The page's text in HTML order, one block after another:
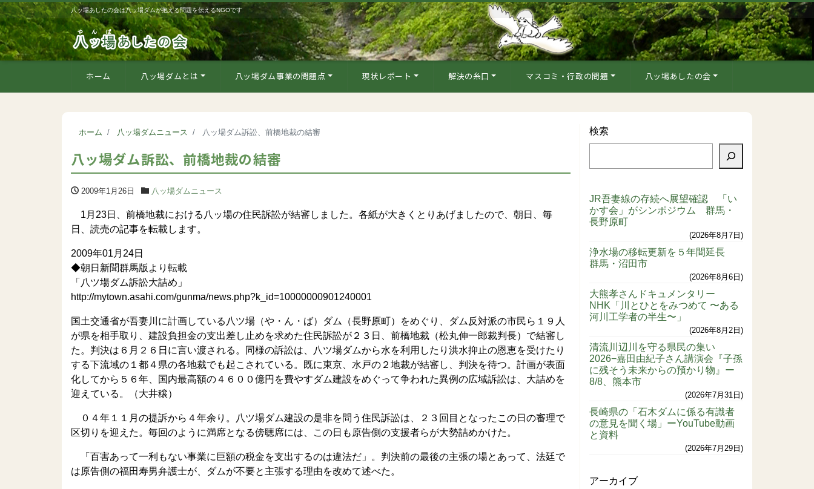
八ッ場あしたの会は八ッ場ダムが抱える問題を伝えるNGOです
ホーム 八ッ場ダムとは 八ッ場ダム事業の問題点 現状レポート 解決の糸口 マスコミ・行政の問題 八ッ場あしたの会
ホーム 八ッ場ダムニュース 八ッ場ダム訴訟、前橋地裁の結審
八ッ場ダム訴訟、前橋地裁の結審
2009年1月26日 八ッ場ダムニュース
1月23日、前橋地裁における八ッ場の住民訴訟が結審しました。各紙が大きくとりあげましたので、朝日、毎
日、読売の記事を転載します。
2009年01月24日
◆朝日新聞群馬版より転載
「八ツ場ダム訴訟大詰め」
http://mytown.asahi.com/gunma/news.php?k_id=10000000901240001
国土交通省が吾妻川に計画している八ツ場（や・ん・ば）ダム（長野原町）をめぐり、ダム反対派の市民ら１９人
が県を相手取り、建設負担金の支出差し止めを求めた住民訴訟が２３日、前橋地裁（松丸伸一郎裁判長）で結審し
た。判決は６月２６日に言い渡される。同様の訴訟は、八ツ場ダムから水を利用したり洪水抑止の恩恵を受けたり
する下流域の１都４県の各地裁でも起こされている。既に東京、水戸の２地裁が結審し、判決を待つ。計画が表面
化してから５６年、国内最高額の４６００億円を費やすダム建設をめぐって争われた異例の広域訴訟は、大詰めを
迎えている。（大井穣）
０４年１１月の提訴から４年余り。八ツ場ダム建設の是非を問う住民訴訟は、２３回目となったこの日の審理で
区切りを迎えた。毎回のように満席となる傍聴席には、この日も原告側の支援者らが大勢詰めかけた。
「百害あって一利もない事業に巨額の税金を支出するのは違法だ」。判決前の最後の主張の場とあって、法廷で
は原告側の福田寿男弁護士が、ダムが不要と主張する理由を改めて述べた。
検索
JR吾妻線の存続へ展望確認 「い
かす会」がシンポジウム 群馬・
長野原町
2026年8月7日
浄水場の移転更新を５年間延長
群馬・沼田市
2026年8月6日
大熊孝さんドキュメンタリー
NHK「川とひとをみつめて 〜ある
河川工学者の半生〜」
2026年8月2日
清流川辺川を守る県民の集い
2026−嘉田由紀子さん講演会『子孫
に残そう未来からの預かり物』ー
8/8、熊本市
2026年7月31日
長崎県の「石木ダムに係る有識者
の意見を聞く場」ーYouTube動画
と資料
2026年7月29日
アーカイブ